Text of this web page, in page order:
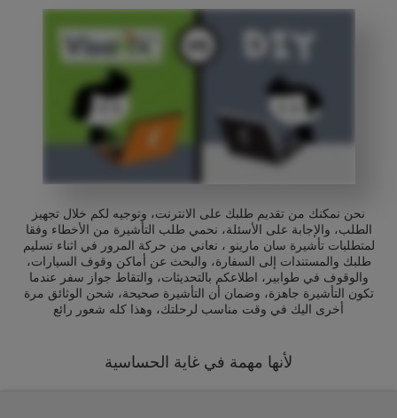
نحن نمكنك من تقديم طلبك على الانترنت، وتوجيه لكم خلال تجهيز
الطلب، والإجابة على الأسئلة، نحمي طلب التأشيرة من الأخطاء وفقا
لمتطلبات تأشيرة سان مارينو ، نعاني من حركة المرور في اثناء تسليم
طلبك والمستندات إلى السفارة، والبحث عن أماكن وقوف السيارات،
والوقوف في طوابير، اطلاعكم بالتحديثات، والتقاط جواز سفر عندما
تكون التأشيرة جاهزة، وضمان أن التأشيرة صحيحة، شحن الوثائق مرة
أخرى اليك في وقت مناسب لرحلتك، وهذا كله شعور رائع
لأنها مهمة في غاية الحساسية